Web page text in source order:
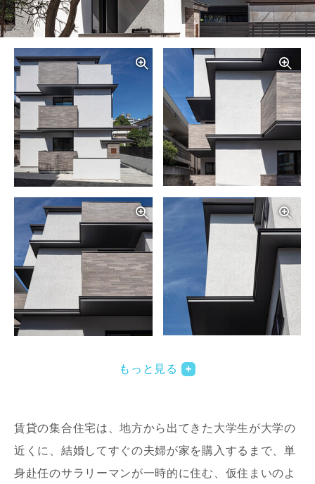
写真を拡大する
写真を拡大する
もっと見る
賃貸の集合住宅は、地方から出てきた大学生が大学の
近くに、結婚してすぐの夫婦が家を購入するまで、単
身赴任のサラリーマンが一時的に住む、仮住まいのよ